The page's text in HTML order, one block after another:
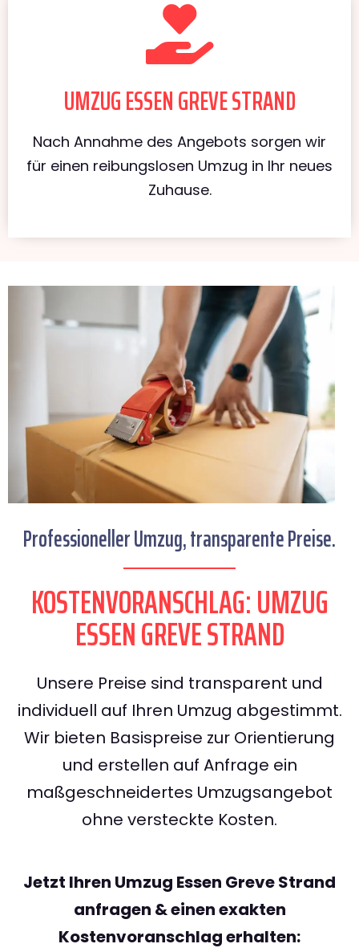
UMZUG ESSEN GREVE STRAND
Nach Annahme des Angebots sorgen wir
für einen reibungslosen Umzug in Ihr neues
Zuhause.
Professioneller Umzug, transparente Preise.
KOSTENVORANSCHLAG: UMZUG
ESSEN GREVE STRAND
Unsere Preise sind transparent und
individuell auf Ihren Umzug abgestimmt.
Wir bieten Basispreise zur Orientierung
und erstellen auf Anfrage ein
maßgeschneidertes Umzugsangebot
ohne versteckte Kosten.
Jetzt Ihren Umzug Essen Greve Strand
anfragen & einen exakten
Kostenvoranschlag erhalten: